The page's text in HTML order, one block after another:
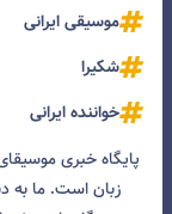
موسیقی ایرانی
شکیرا
خواننده ایرانی
پایگاه خبری
زبان است. ما